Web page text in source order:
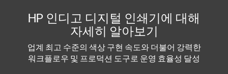
HP 인디고 디지털 인쇄기에 대해
자세히 알아보기
업계 최고 수준의 색상 구현 속도와 더불어 강력한
워크플로우 및 프로덕션 도구로 운영 효율성 달성